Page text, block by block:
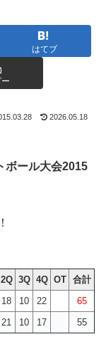
はてブ
2026.05.18
ボール大会2015
2Q 3Q 4Q OT
合計
18 10 22
65
21 10 17 55